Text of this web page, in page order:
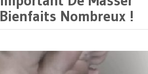
Nombreux !